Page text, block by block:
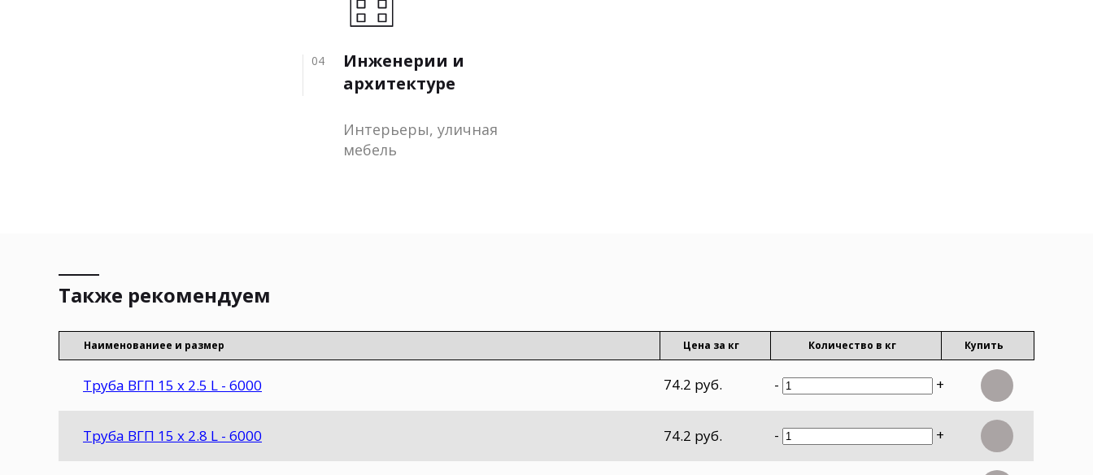
04
Инженерии и
архитектуре
Интерьеры, уличная
мебель
Также рекомендуем
Наименованиеe и размер Цена за кг Количество в кг Купить
Труба ВГП 15 х 2.5 L - 6000 74.2 руб. - +
Труба ВГП 15 х 2.8 L - 6000 74.2 руб. - +